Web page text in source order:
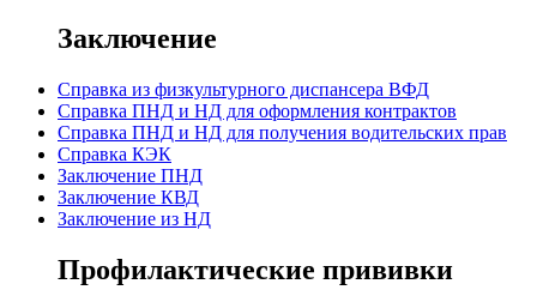
Заключение
Cправка из физкультурного диспансера ВФД
Cправка ПНД и НД для оформления контрактов
Справка ПНД и НД для получения водительских прав
Справка КЭК
Заключение ПНД
Заключение КВД
Заключение из НД
Профилактические прививки